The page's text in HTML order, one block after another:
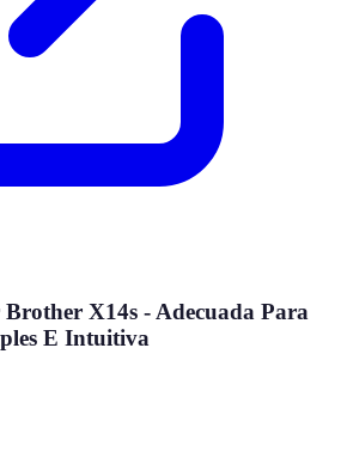
X14s - Adecuada Para
E Intuitiva